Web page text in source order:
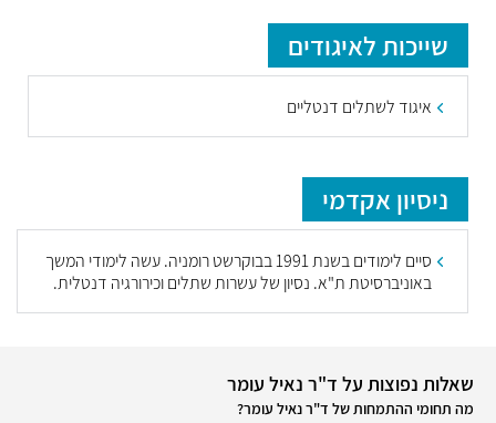
שייכות לאיגודים
איגוד לשתלים דנטליים
ניסיון אקדמי
סיים לימודים בשנת 1991 בבוקרשט רומניה. עשה לימודי המשך
באוניברסיטת ת"א. נסיון של עשרות שתלים וכירורגיה דנטלית.
שאלות נפוצות על ד"ר נאיל עומר
מה תחומי ההתמחות של ד"ר נאיל עומר?